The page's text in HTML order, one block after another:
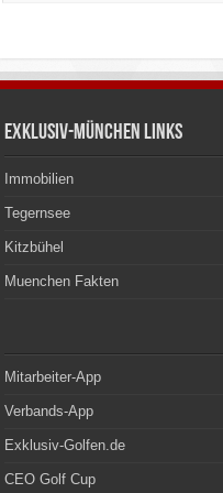
Exklusiv-München Links
Immobilien
Tegernsee
Kitzbühel
Muenchen Fakten
Mitarbeiter-App
Verbands-App
Exklusiv-Golfen.de
CEO Golf Cup